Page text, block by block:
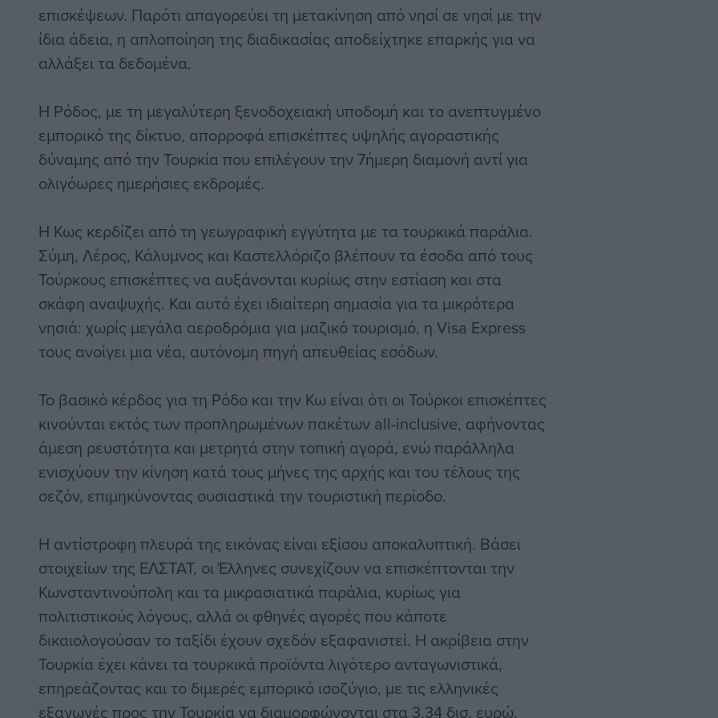
επισκέψεων. Παρότι απαγορεύει τη μετακίνηση από νησί σε νησί με την
ίδια άδεια, η απλοποίηση της διαδικασίας αποδείχτηκε επαρκής για να
αλλάξει τα δεδομένα.
Η Ρόδος, με τη μεγαλύτερη ξενοδοχειακή υποδομή και το ανεπτυγμένο
εμπορικό της δίκτυο, απορροφά επισκέπτες υψηλής αγοραστικής
δύναμης από την Τουρκία που επιλέγουν την 7ήμερη διαμονή αντί για
ολιγόωρες ημερήσιες εκδρομές.
Η Κως κερδίζει από τη γεωγραφική εγγύτητα με τα τουρκικά παράλια.
Σύμη, Λέρος, Κάλυμνος και Καστελλόριζο βλέπουν τα έσοδα από τους
Τούρκους επισκέπτες να αυξάνονται κυρίως στην εστίαση και στα
σκάφη αναψυχής. Και αυτό έχει ιδιαίτερη σημασία για τα μικρότερα
νησιά: χωρίς μεγάλα αεροδρόμια για μαζικό τουρισμό, η Visa Express
τους ανοίγει μια νέα, αυτόνομη πηγή απευθείας εσόδων.
Το βασικό κέρδος για τη Ρόδο και την Κω είναι ότι οι Τούρκοι επισκέπτες
κινούνται εκτός των προπληρωμένων πακέτων all-inclusive, αφήνοντας
άμεση ρευστότητα και μετρητά στην τοπική αγορά, ενώ παράλληλα
ενισχύουν την κίνηση κατά τους μήνες της αρχής και του τέλους της
σεζόν, επιμηκύνοντας ουσιαστικά την τουριστική περίοδο.
Η αντίστροφη πλευρά της εικόνας είναι εξίσου αποκαλυπτική. Βάσει
στοιχείων της ΕΛΣΤΑΤ, οι Έλληνες συνεχίζουν να επισκέπτονται την
Κωνσταντινούπολη και τα μικρασιατικά παράλια, κυρίως για
πολιτιστικούς λόγους, αλλά οι φθηνές αγορές που κάποτε
δικαιολογούσαν το ταξίδι έχουν σχεδόν εξαφανιστεί. Η ακρίβεια στην
Τουρκία έχει κάνει τα τουρκικά προϊόντα λιγότερο ανταγωνιστικά,
επηρεάζοντας και το διμερές εμπορικό ισοζύγιο, με τις ελληνικές
εξαγωγές προς την Τουρκία να διαμορφώνονται στα 3,34 δισ. ευρώ.